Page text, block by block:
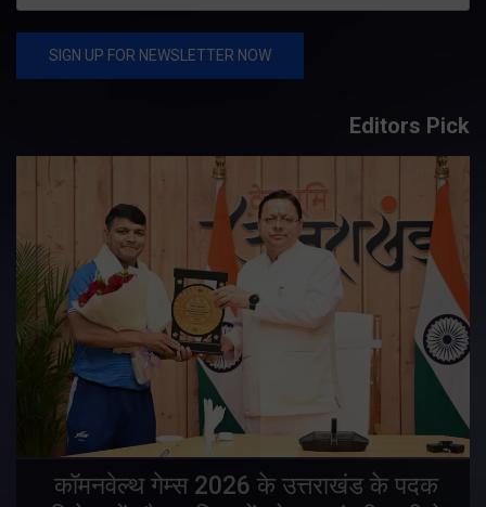
Editors Pick
कॉमनवेल्थ गेम्स 2026 के उत्तराखंड के पदक